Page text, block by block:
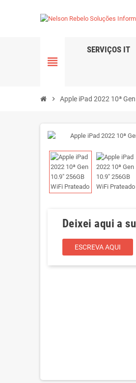
view_headline
SERVIÇOS IT
chevron_right Apple iPad 2022 10ª
Deixei aqui a
ESCREVA AQUI